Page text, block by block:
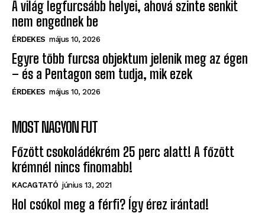
CANDY NEWS július 11, 2026
A világ legfurcsább helyei, ahová szinte senkit
nem engednek be
ÉRDEKES május 10, 2026
Egyre több furcsa objektum jelenik meg az égen
– és a Pentagon sem tudja, mik ezek
MOST NAGYON FUT
Főzött csokoládékrém 25 perc alatt! A főzött
krémnél nincs finomabb!
KACAGTATÓ június 13, 2021